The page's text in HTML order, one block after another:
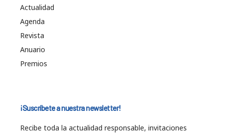
Actualidad
Agenda
Revista
Anuario
Premios
¡Suscríbete a nuestra newsletter!
Recibe toda la actualidad responsable, invitaciones